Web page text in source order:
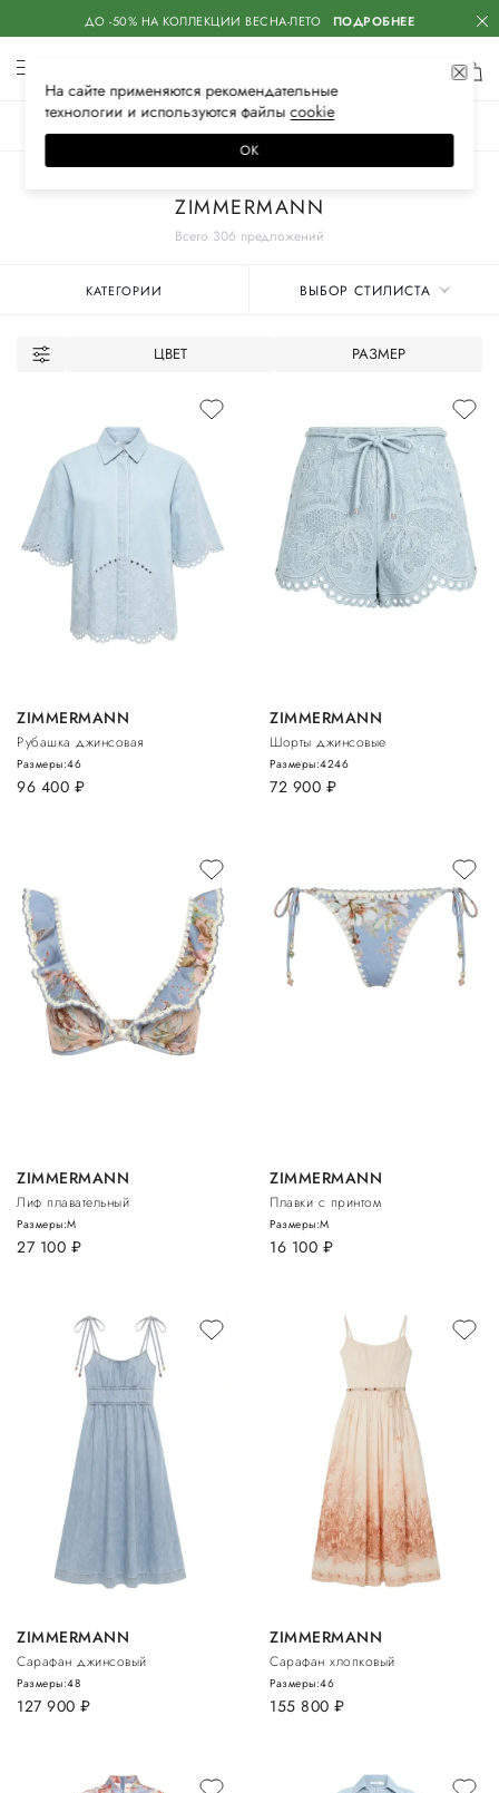
ДО -50% НА КОЛЛЕКЦИИ ВЕСНА-ЛЕТО ПОДРОБНЕЕ
Всего 306 предложений
ZIMMERMANN
КАТЕГОРИИ ВЫБОР СТИЛИСТА
ЦВЕТ РАЗМЕР
ZIMMERMANN
Рубашка джинсовая
96 400 руб.
Размеры:46
ZIMMERMANN
Шорты джинсовые
72 900 руб.
Размеры:4246
ZIMMERMANN
Лиф плавательный
27 100 руб.
Размеры:M
ZIMMERMANN
Плавки с принтом
16 100 руб.
Размеры:M
ZIMMERMANN
Сарафан джинсовый
127 900 руб.
Размеры:48
ZIMMERMANN
Сарафан хлопковый
155 800 руб.
Размеры:46
На сайте применяются рекомендательные
технологии и используются файлысооkiе
ОК